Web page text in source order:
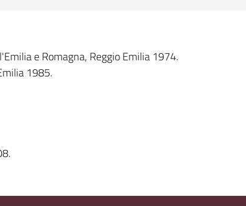
e Romagna, Reggio Emilia 1974.
1985.